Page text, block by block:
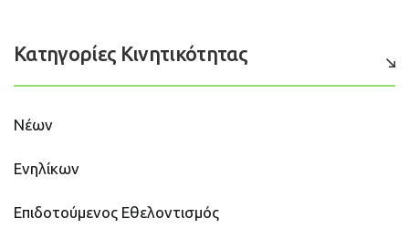
Κατηγορίες Κινητικότητας
Νέων
Ενηλίκων
Επιδοτούμενος Εθελοντισμός